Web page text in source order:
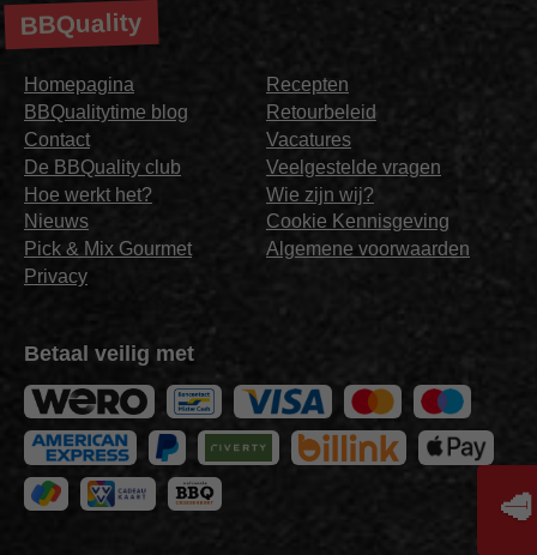
BBQuality
Homepagina
BBQualitytime blog
Contact
De BBQuality club
Hoe werkt het?
Nieuws
Pick & Mix Gourmet
Privacy
Recepten
Retourbeleid
Vacatures
Veelgestelde vragen
Wie zijn wij?
Cookie Kennisgeving
Algemene voorwaarden
Betaal veilig met
🥩